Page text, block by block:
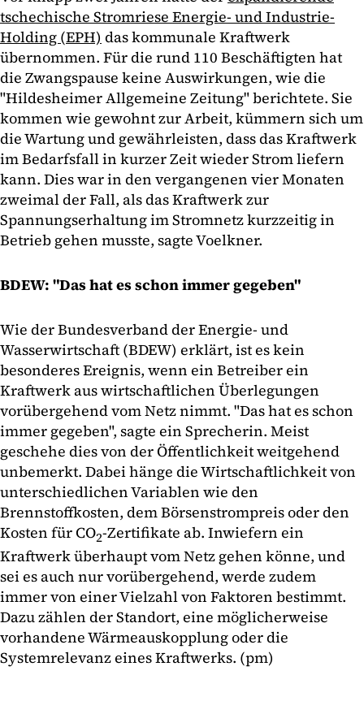
tschechische Stromriese Energie- und Industrie-
Holding (EPH) das kommunale Kraftwerk
übernommen. Für die rund 110 Beschäftigten hat
die Zwangspause keine Auswirkungen, wie die
"Hildesheimer Allgemeine Zeitung" berichtete. Sie
kommen wie gewohnt zur Arbeit, kümmern sich um
die Wartung und gewährleisten, dass das Kraftwerk
im Bedarfsfall in kurzer Zeit wieder Strom liefern
kann. Dies war in den vergangenen vier Monaten
zweimal der Fall, als das Kraftwerk zur
Spannungserhaltung im Stromnetz kurzzeitig in
Betrieb gehen musste, sagte Voelkner.
BDEW: "Das hat es schon immer gegeben"
Wie der Bundesverband der Energie- und
Wasserwirtschaft (BDEW) erklärt, ist es kein
besonderes Ereignis, wenn ein Betreiber ein
Kraftwerk aus wirtschaftlichen Überlegungen
vorübergehend vom Netz nimmt. "Das hat es schon
immer gegeben", sagte ein Sprecherin. Meist
geschehe dies von der Öffentlichkeit weitgehend
unbemerkt. Dabei hänge die Wirtschaftlichkeit von
unterschiedlichen Variablen wie den
Brennstoffkosten, dem Börsenstrompreis oder den
Kosten für CO2-Zertifikate ab. Inwiefern ein
Kraftwerk überhaupt vom Netz gehen könne, und
sei es auch nur vorübergehend, werde zudem
immer von einer Vielzahl von Faktoren bestimmt.
Dazu zählen der Standort, eine möglicherweise
vorhandene Wärmeauskopplung oder die
Systemrelevanz eines Kraftwerks. (pm)